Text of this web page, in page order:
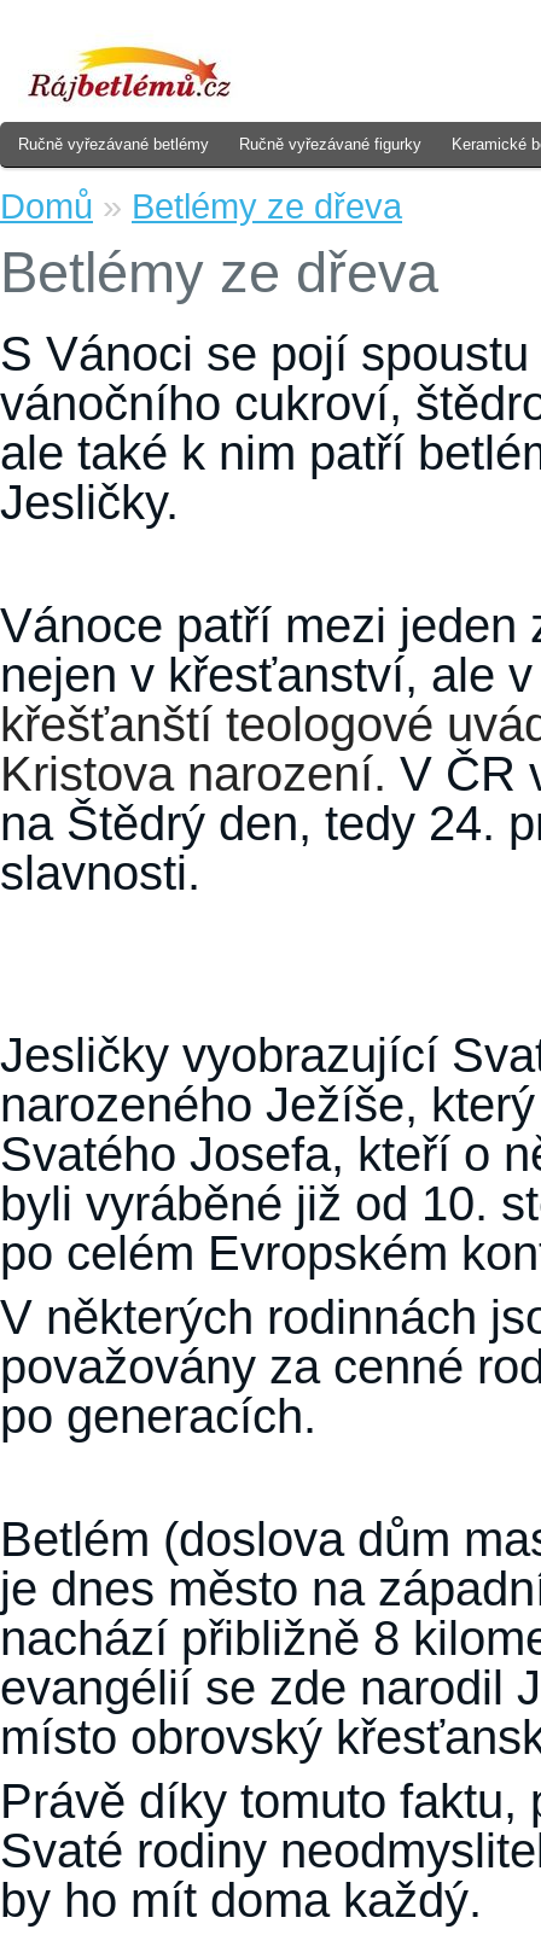
Ručně vyřezávané betlémy Ručně vyřezávané figurky Keramické
Domů » Betlémy ze dřeva
Betlémy ze dřeva
S Vánoci se pojí
vánočního cukroví,
ale také k nim patří
Jesličky.
Vánoce patří mezi jeden
nejen v křesťanství, ale
křešťanští teologové
Kristova narození. V ČR
na Štědrý den, tedy 24.
slavnosti.
Jesličky vyobrazující
narozeného Ježíše,
Svatého Josefa, kteří o
byli vyráběné již od 10.
po celém Evropském
V některých rodinnách
považovány za cenné
po generacích.
Betlém (doslova dům
je dnes město na
nachází přibližně 8
evangélií se zde narodil
místo obrovský
Právě díky tomuto
Svaté rodiny
by ho mít doma každý.